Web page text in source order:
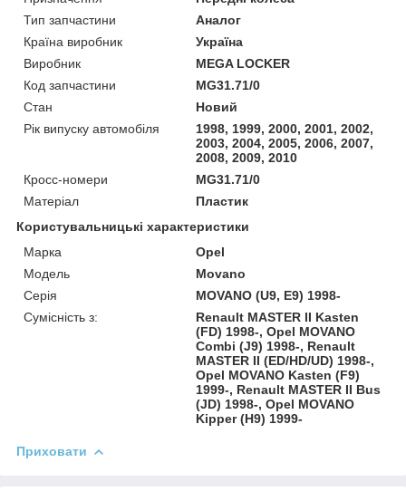
Тип запчастини
Аналог
Країна виробник
Україна
Виробник
MEGA LOCKER
Код запчастини
MG31.71/0
Стан
Новий
Рік випуску автомобіля
1998, 1999, 2000, 2001, 2002,
2003, 2004, 2005, 2006, 2007,
2008, 2009, 2010
Кросс-номери
MG31.71/0
Матеріал
Пластик
Користувальницькі характеристики
Марка
Opel
Модель
Movano
Серія
MOVANO (U9, E9) 1998-
Сумісність з:
Renault MASTER II Kasten
(FD) 1998-, Opel MOVANO
Combi (J9) 1998-, Renault
MASTER II (ED/HD/UD) 1998-,
Opel MOVANO Kasten (F9)
1999-, Renault MASTER II Bus
(JD) 1998-, Opel MOVANO
Kipper (H9) 1999-
Приховати